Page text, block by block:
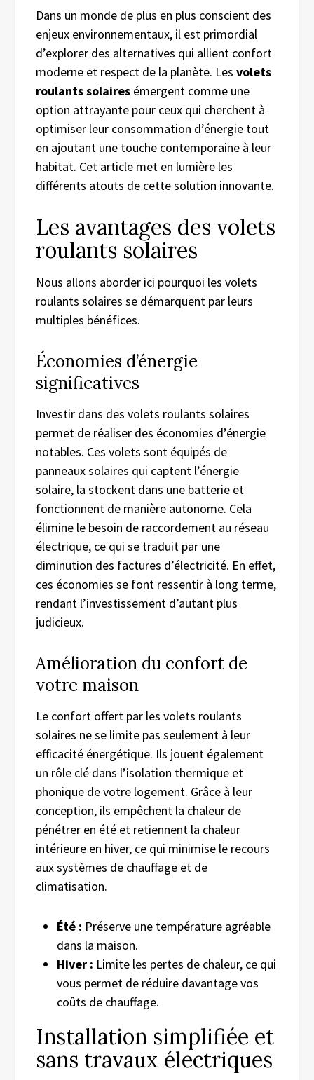
Dans un monde de plus en plus conscient des
enjeux environnementaux, il est primordial
d’explorer des alternatives qui allient confort
moderne et respect de la planète. Les volets
roulants solaires émergent comme une
option attrayante pour ceux qui cherchent à
optimiser leur consommation d’énergie tout
en ajoutant une touche contemporaine à leur
habitat. Cet article met en lumière les
différents atouts de cette solution innovante.
Les avantages des volets
roulants solaires
Nous allons aborder ici pourquoi les volets
roulants solaires se démarquent par leurs
multiples bénéfices.
Économies d’énergie
significatives
Investir dans des volets roulants solaires
permet de réaliser des économies d’énergie
notables. Ces volets sont équipés de
panneaux solaires qui captent l’énergie
solaire, la stockent dans une batterie et
fonctionnent de manière autonome. Cela
élimine le besoin de raccordement au réseau
électrique, ce qui se traduit par une
diminution des factures d’électricité. En effet,
ces économies se font ressentir à long terme,
rendant l’investissement d’autant plus
judicieux.
Amélioration du confort de
votre maison
Le confort offert par les volets roulants
solaires ne se limite pas seulement à leur
efficacité énergétique. Ils jouent également
un rôle clé dans l’isolation thermique et
phonique de votre logement. Grâce à leur
conception, ils empêchent la chaleur de
pénétrer en été et retiennent la chaleur
intérieure en hiver, ce qui minimise le recours
aux systèmes de chauffage et de
climatisation.
Été : Préserve une température agréable
dans la maison.
Hiver : Limite les pertes de chaleur, ce qui
vous permet de réduire davantage vos
coûts de chauffage.
Installation simplifiée et
sans travaux électriques